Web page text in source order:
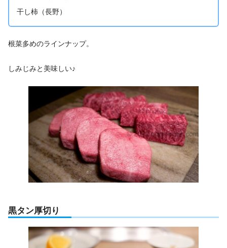
干し柿（長野）
根菜多めのラインナップ。
しみじみと美味しい♪
黒タン厚切り